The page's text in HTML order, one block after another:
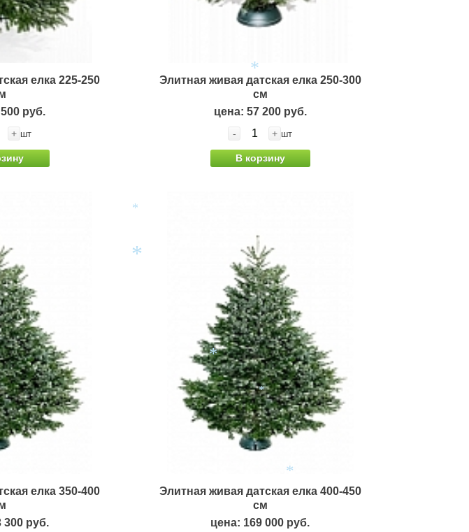
*
*
*
елка 225-250
руб.
+ шт
Элитная живая датская елка 250-300
см
цена: 57 200 руб.
- + шт
В корзину
елка 350-400
300 руб.
Элитная живая датская елка 400-450
см
цена: 169 000 руб.